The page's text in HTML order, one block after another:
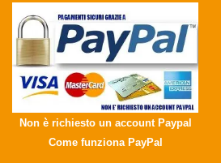
Non è richiesto un account Paypal
Come funziona PayPal